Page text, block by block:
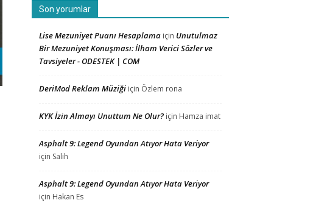
Son yorumlar
Lise Mezuniyet Puanı Hesaplama için Unutulmaz
Bir Mezuniyet Konuşması: İlham Verici Sözler ve
Tavsiyeler - ODESTEK | COM
DeriMod Reklam Müziği için Özlem rona
KYK İzin Almayı Unuttum Ne Olur? için Hamza imat
Asphalt 9: Legend Oyundan Atıyor Hata Veriyor
için Salih
Asphalt 9: Legend Oyundan Atıyor Hata Veriyor
için Hakan Es